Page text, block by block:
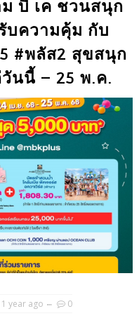
ม บี เค ชวนสนุก
บความคุ้ม กับ
#พลัส2 สุขสนุก
นนี้ – 25 พ.ค.
1 year ago 0